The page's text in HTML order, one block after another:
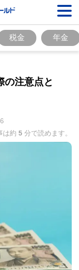
税金 年金
の注意点と
は約 5 分で読めます。